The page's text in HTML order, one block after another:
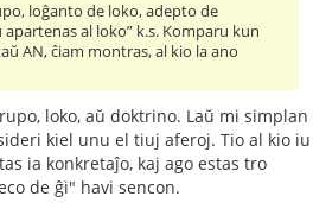
loĝanto de loko, adepto de
al loko” k.s. Komparu kun
AN, ĉiam montras, al kio la ano
loko, aŭ doktrino. Laŭ mi simplan
kiel unu el tiuj aferoj. Tio al kio iu
ia konkretaĵo, kaj ago estas tro
de ĝi" havi sencon.